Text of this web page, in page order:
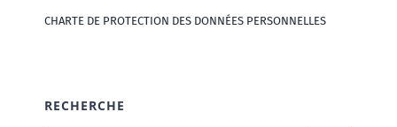
CHARTE DE PROTECTION DES DONNÉES PERSONNELLES
RECHERCHE